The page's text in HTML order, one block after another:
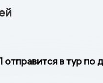
в тур по